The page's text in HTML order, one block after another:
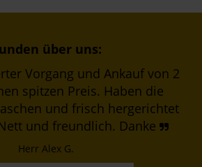
über uns:
Vorgang und Ankauf von 2
spitzen Preis. Haben die
und frisch hergerichtet
und freundlich. Danke
Herr Alex G.